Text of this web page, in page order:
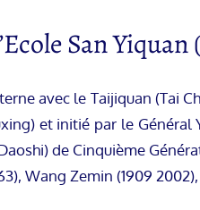
San
avec le Taijiquan (Tai
et initié par le Général
de Cinquième
Wang Zemin (1909